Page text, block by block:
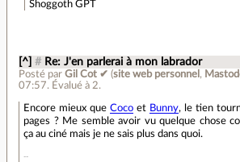
Shoggoth GPT
[^] # Re: J'en parlerai à mon labrador
Posté parGil Cot ✔ (site web personnel ,
07:57. Évalué à 2.
Encore mieux queCoco et Bunny, le tien
pages ? Me semble avoir vu quelque chose
ça au ciné mais je ne sais plus dans quoi.